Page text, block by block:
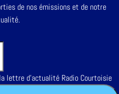
de nos émissions et de notre
lettre d'actualité Radio Courtoisie